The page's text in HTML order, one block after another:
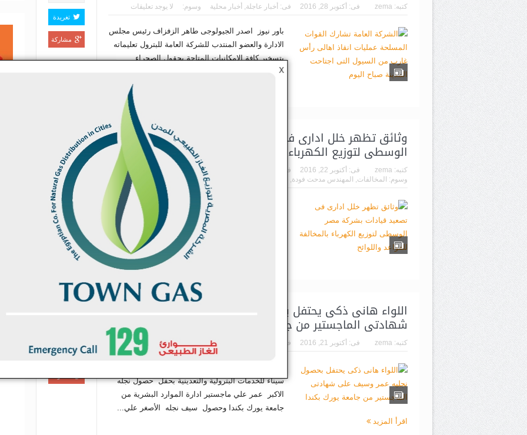
كتبه: zema فى: أكتوبر 28, 2016 فى: أخبار عاجلة, أخبار محلية وسوم: لا يوجد تعليقات
باور نيوز اصدر الجيولوجى طاهر الزفزاف رئيس مجلس
الادارة والعضو المنتدب للشركة العامة للبترول تعليماته
بتسخير كافة الامكانيات المتاحة بحقول الصحراء
الشرقية للمشاركة مع القوات المسلحة ومجلس ا...
تغريدة
مشاركة
وثائق تظهر خلل ادارى فى تصعيد قيادات بشركة مصر
الوسطى لتوزيع الكهرباء بالمخالفة للقواعد واللوائح
كتبه: zema فى: أكتوبر 22, 2016 فى:
وسوم: المخالفات, المهندس مدحت فودة, وظائف لا يوجد تعليقات
البند 11 من المادة الاولى يظهر مخالفة رئيس قطاع
الموارد البشرية اللوائح فى ترقية المتقدمين لشاغلى
الوظائف باور نيوز خاص قال مسئولون بشركة مصر
الوسطى لتوزيع الكهرباء ان موجة احتجاج عمت عدد
0
تغريدة
مشاركة
اللواء هانى ذكى يحتفل بحصول نجليه عمر وسيف على
شهادتى الماجستير من جامعة يورك بكندا
كتبه: zema فى: أكتوبر 21, 2016 فى: لا يوجد تعليقات
سيناء للخدمات البترولية والتعدينية بحفل حصول نجله
الاكبر عمر علي ماجستير ادارة الموارد البشرية من
جامعة يورك بكندا وحصول سيف نجله الأصغر علي...
اقرأ المزيد
تغريدة
X